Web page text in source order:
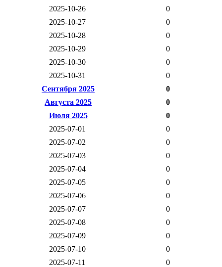
2025-10-26
0
2025-10-27
0
2025-10-28
0
2025-10-29
0
2025-10-30
0
2025-10-31
0
Сентября 2025
0
Августа 2025
0
Июля 2025
0
2025-07-01
0
2025-07-02
0
2025-07-03
0
2025-07-04
0
2025-07-05
0
2025-07-06
0
2025-07-07
0
2025-07-08
0
2025-07-09
0
2025-07-10
0
2025-07-11
0